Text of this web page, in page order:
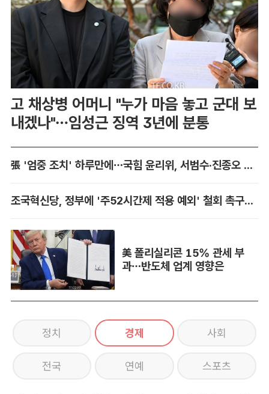
고 채상병 어머니 "누가 마음 놓고 군대 보
내겠나"…임성근 징역 3년에 분통
張 '엄중 조치' 하루만에…국힘 윤리위, 서범수·진종오 징계 착수
조국혁신당, 정부에 '주52시간제 적용 예외' 철회 촉구…"흥정 대상 아냐"
美 폴리실리콘 15% 관세 부
과…반도체 업계 영향은
정치 경제 사회
전국 연예 스포츠